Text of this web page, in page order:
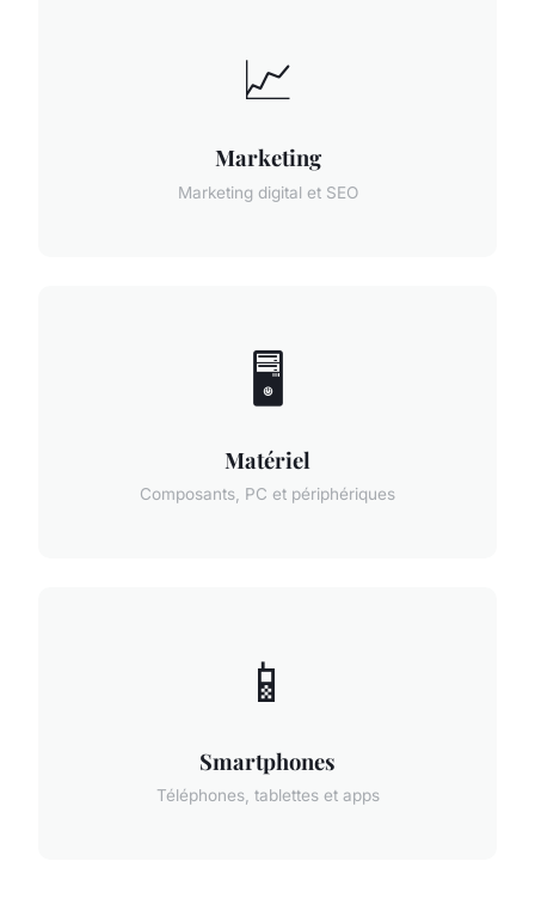
📈
Marketing
Marketing digital et SEO
🖥️
Matériel
Composants, PC et périphériques
📱
Smartphones
Téléphones, tablettes et apps